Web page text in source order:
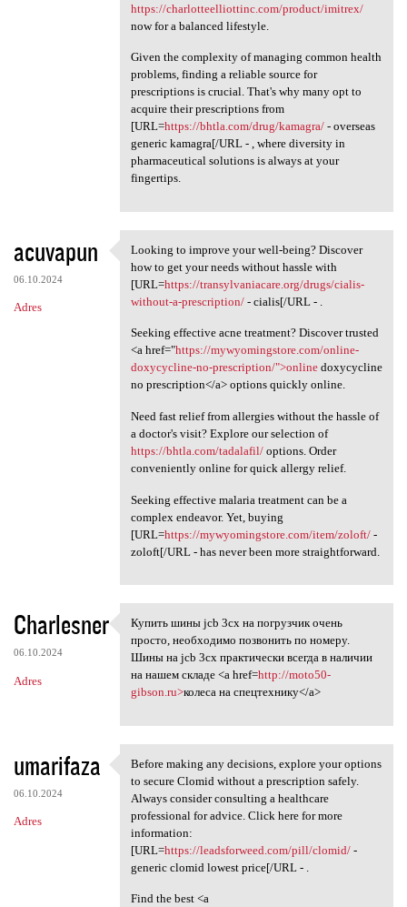
https://charlotteelliottinc.com/product/imitrex/
now for a balanced lifestyle.
Given the complexity of managing common health
problems, finding a reliable source for
prescriptions is crucial. That's why many opt to
acquire their prescriptions from
[URL=https://bhtla.com/drug/kamagra/- overseas
generic kamagra[/URL - , where diversity in
pharmaceutical solutions is always at your
fingertips.
acuvapun
06.10.2024
Adres
Looking to improve your well
Looking to improve your well-being? Discover
how to get your needs without hassle with
[URL=https://transylvaniacare.org/drugs/cialis-
without-a-prescription/- cialis[/URL - .
Seeking effective acne treatment? Discover trusted
<a href="https://mywyomingstore.com/online-
doxycycline-no-prescription/">onlinedoxycycline
no prescription</a> options quickly online.
Need fast relief from allergies without the hassle of
a doctor's visit? Explore our selection of
https://bhtla.com/tadalafil/options. Order
conveniently online for quick allergy relief.
Seeking effective malaria treatment can be a
complex endeavor. Yet, buying
[URL=https://mywyomingstore.com/item/zoloft/-
zoloft[/URL - has never been more straightforward.
Charlesner
06.10.2024
Adres
Купить шины jcb 3cx на
Купить шины jcb 3cx на погрузчик очень
просто, необходимо позвонить по номеру.
Шины на jcb 3cx практически всегда в наличии
на нашем складе <a href=http://moto50-
gibson.ru>колеса на спецтехнику</a>
umarifaza
06.10.2024
Adres
Before making any decisions,
Before making any decisions, explore your options
to secure Clomid without a prescription safely.
Always consider consulting a healthcare
professional for advice. Click here for more
information:
[URL=https://leadsforweed.com/pill/clomid/-
generic clomid lowest price[/URL - .
Find the best <a